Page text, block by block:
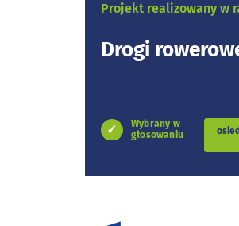
Projekt realizowany w
Drogi
Wybrany w
głosowaniu